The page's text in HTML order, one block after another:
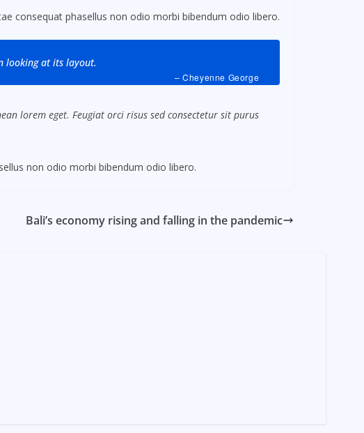
consequat phasellus non odio morbi bibendum odio libero.
looking at its layout.
– Cheyenne George
lorem eget. Feugiat orci risus sed consectetur sit purus
non odio morbi bibendum odio libero.
Bali’s economy rising and falling in the pandemic